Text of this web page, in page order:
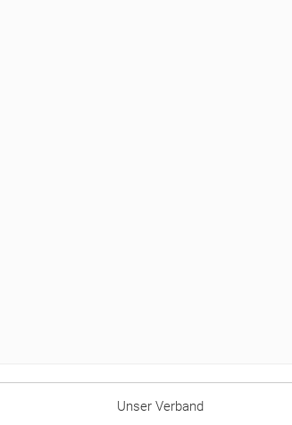
Unser Verband